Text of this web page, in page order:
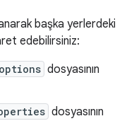
başka yerlerdeki
edebilirsiniz:
dosyasının
dosyasının